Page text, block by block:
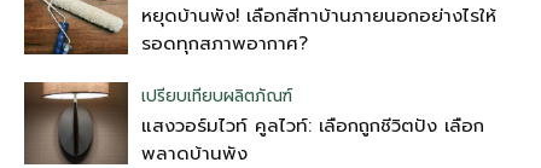
หยุดบ้านพัง! เลือกสีทาบ้านภายนอกอย่างไรให้
รอดทุกสภาพอากาศ?
เปรียบเทียบผลิตภัณฑ์
แสงวอร์มไวท์ คูลไวท์: เลือกถูกชีวิตปัง เลือก
พลาดบ้านพัง